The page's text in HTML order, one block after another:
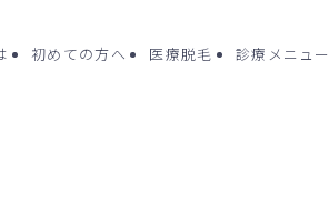
初めての方へ 医療脱毛 診療メニュー